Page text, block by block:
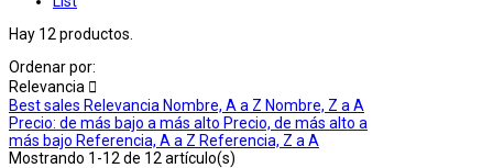
Hay 12 productos.
Ordenar por:
Relevancia 
Best sales Relevancia Nombre, A a Z Nombre, Z a A
Precio: de más bajo a más alto Precio, de más alto a
más bajo Referencia, A a Z Referencia, Z a A
Mostrando 1-12 de 12 artículo(s)